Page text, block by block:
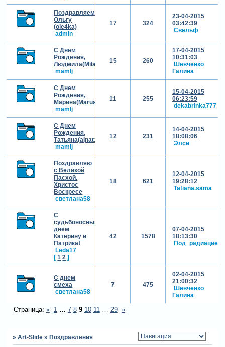
Поздравляем
Ольгу
(ole4ka)
admin
17 324
23-04-2015
03:42:39
Свельф
С Днем
Рождения,
Людмила(Mila31)!!!
mamlj
15 260
17-04-2015
10:31:03
Шевченко
Галина
С Днем
Рождения,
Марина(Marussija)!!!
mamlj
11 255
15-04-2015
06:23:59
dekabrinka777
С Днем
Рождения,
Татьяна(ajnat1965)!!!
mamlj
12 231
14-04-2015
18:08:06
Элси
Поздравляю
с Великой
Пасхой.
Христос
Воскресе
светлана58
18 621
12-04-2015
19:28:12
Tatiana.sama
С
судьбоносным
днем
Катерину и
Патрика!
Leda17
[ 1 2 ]
42 1578
07-04-2015
18:13:30
Под_радиацией
С днем
смеха
светлана58
7 475
02-04-2015
21:00:32
Шевченко
Галина
Страница: « 1 … 7 8 9 10 11 … 29 »
»Art-Slide »Поздравления